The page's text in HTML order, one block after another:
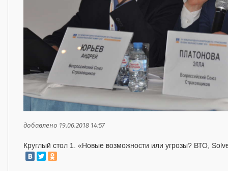
добавлено 19.06.2018 14:57
Круглый стол 1. «Новые возможности или угрозы? ВТО,